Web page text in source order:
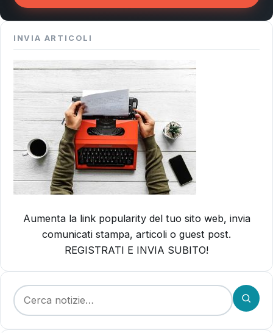
INVIA ARTICOLI
Aumenta la link popularity del tuo sito web, invia
comunicati stampa, articoli o guest post.
REGISTRATI E INVIA SUBITO!
Cerca: